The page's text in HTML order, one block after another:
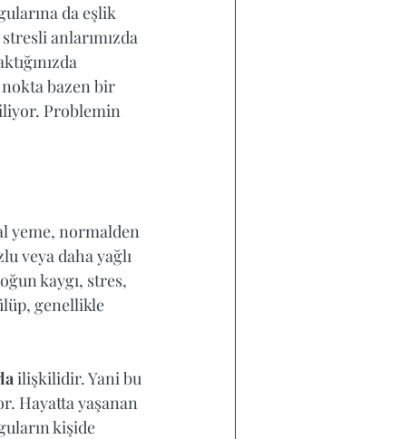
da eşlik
anlarımızda
bazen bir
Problemin
yeme, normalden
veya daha yağlı
kaygı, stres,
genellikle
ilişkilidir. Yani bu
Hayatta yaşanan
kişide